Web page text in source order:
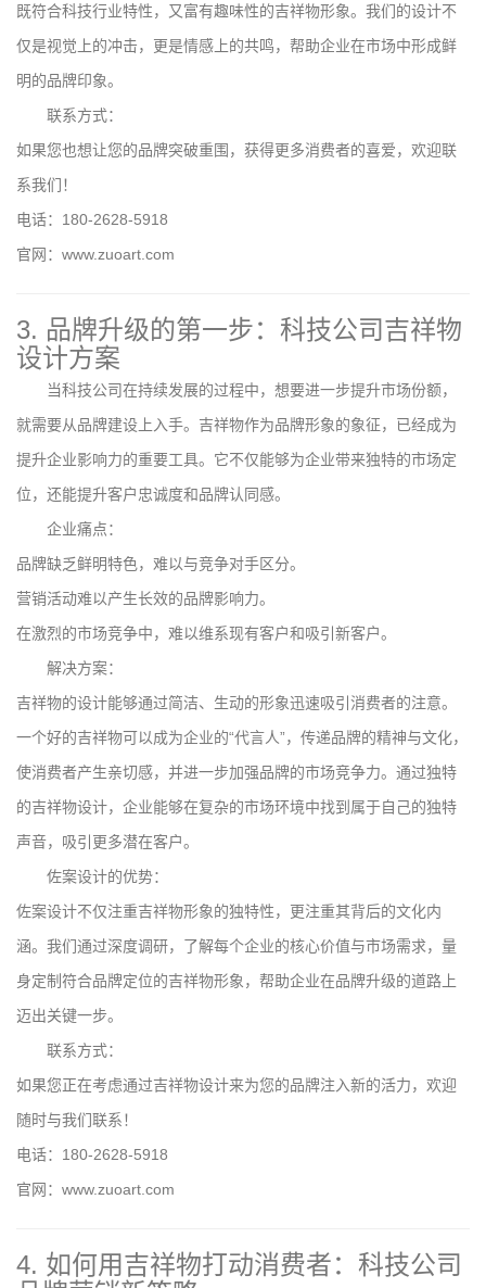
既符合科技行业特性，又富有趣味性的吉祥物形象。我们的设计不
仅是视觉上的冲击，更是情感上的共鸣，帮助企业在市场中形成鲜
明的品牌印象。
联系方式：
如果您也想让您的品牌突破重围，获得更多消费者的喜爱，欢迎联
系我们！
电话：180-2628-5918
官网：www.zuoart.com
3. 品牌升级的第一步：科技公司吉祥物
设计方案
当科技公司在持续发展的过程中，想要进一步提升市场份额，
就需要从品牌建设上入手。吉祥物作为品牌形象的象征，已经成为
提升企业影响力的重要工具。它不仅能够为企业带来独特的市场定
位，还能提升客户忠诚度和品牌认同感。
企业痛点：
品牌缺乏鲜明特色，难以与竞争对手区分。
营销活动难以产生长效的品牌影响力。
在激烈的市场竞争中，难以维系现有客户和吸引新客户。
解决方案：
吉祥物的设计能够通过简洁、生动的形象迅速吸引消费者的注意。
一个好的吉祥物可以成为企业的“代言人”，传递品牌的精神与文化，
使消费者产生亲切感，并进一步加强品牌的市场竞争力。通过独特
的吉祥物设计，企业能够在复杂的市场环境中找到属于自己的独特
声音，吸引更多潜在客户。
佐案设计的优势：
佐案设计不仅注重吉祥物形象的独特性，更注重其背后的文化内
涵。我们通过深度调研，了解每个企业的核心价值与市场需求，量
身定制符合品牌定位的吉祥物形象，帮助企业在品牌升级的道路上
迈出关键一步。
联系方式：
如果您正在考虑通过吉祥物设计来为您的品牌注入新的活力，欢迎
随时与我们联系！
电话：180-2628-5918
官网：www.zuoart.com
4. 如何用吉祥物打动消费者：科技公司